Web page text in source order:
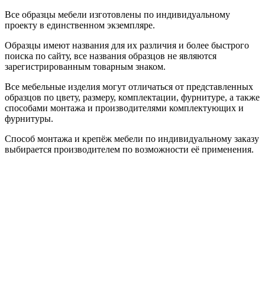
Все образцы мебели изготовлены по индивидуальному
проекту в единственном экземпляре.
Образцы имеют названия для их различия и более быстрого
поиска по сайту, все названия образцов не являются
зарегистрированным товарным знаком.
Все мебельные изделия могут отличаться от представленных
образцов по цвету, размеру, комплектации, фурнитуре, а также
способами монтажа и производителями комплектующих и
фурнитуры.
Способ монтажа и крепёж мебели по индивидуальному заказу
выбирается производителем по возможности её применения.